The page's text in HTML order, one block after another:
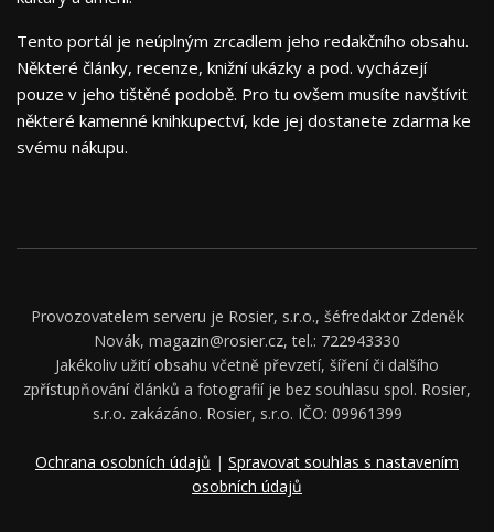
Tento portál je neúplným zrcadlem jeho redakčního obsahu.
Některé články, recenze, knižní ukázky a pod. vycházejí
pouze v jeho tištěné podobě. Pro tu ovšem musíte navštívit
některé kamenné knihkupectví, kde jej dostanete zdarma ke
svému nákupu.
Provozovatelem serveru je Rosier, s.r.o., šéfredaktor Zdeněk
Novák, magazin@rosier.cz, tel.: 722943330
Jakékoliv užití obsahu včetně převzetí, šíření či dalšího
zpřístupňování článků a fotografií je bez souhlasu spol. Rosier,
s.r.o. zakázáno. Rosier, s.r.o. IČO: 09961399
Ochrana osobních údajů | Spravovat souhlas s nastavením
osobních údajů